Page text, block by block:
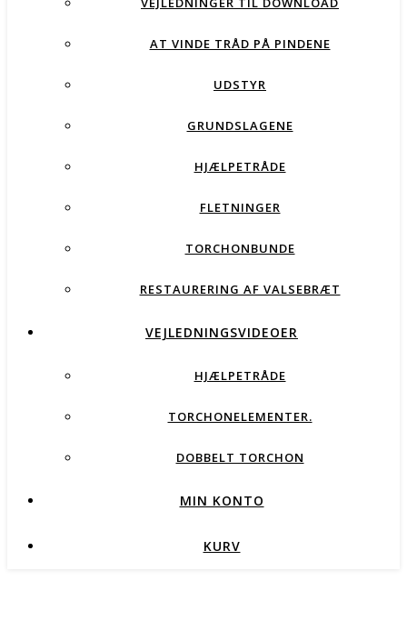
AT VINDE TRÅD PÅ PINDENE
UDSTYR
GRUNDSLAGENE
HJÆLPETRÅDE
FLETNINGER
TORCHONBUNDE
RESTAURERING AF VALSEBRÆT
VEJLEDNINGSVIDEOER
HJÆLPETRÅDE
TORCHONELEMENTER.
DOBBELT TORCHON
MIN KONTO
KURV